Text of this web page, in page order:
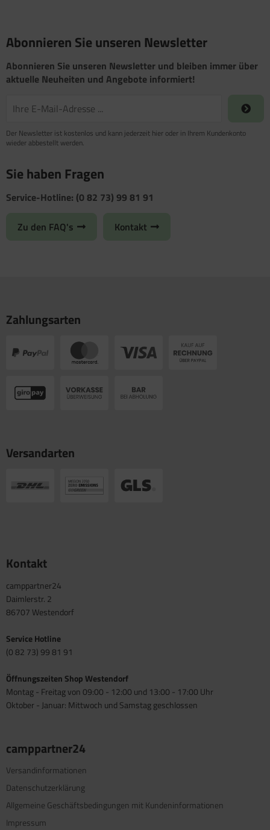
Abonnieren Sie unseren Newsletter
Abonnieren Sie unseren Newsletter und bleiben immer über
aktuelle Neuheiten und Angebote informiert!
Der Newsletter ist kostenlos und kann jederzeit hier oder in Ihrem Kundenkonto
wieder abbestellt werden.
Sie haben Fragen
Service-Hotline: (0 82 73) 99 81 91
Zu den FAQ's Kontakt
Zahlungsarten
Versandarten
Kontakt
camppartner24
Daimlerstr. 2
86707 Westendorf
Service Hotline
(0 82 73) 99 81 91
Öffnungszeiten Shop Westendorf
Montag - Freitag von 09:00 - 12:00 und 13:00 - 17:00 Uhr
Oktober - Januar: Mittwoch und Samstag geschlossen
camppartner24
Versandinformationen
Datenschutzerklärung
Allgemeine Geschäftsbedingungen mit Kundeninformationen
Impressum